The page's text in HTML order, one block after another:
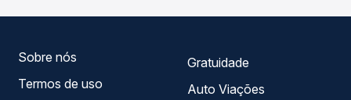
Sobre nós
Termos de uso
Gratuidade
Auto Viações